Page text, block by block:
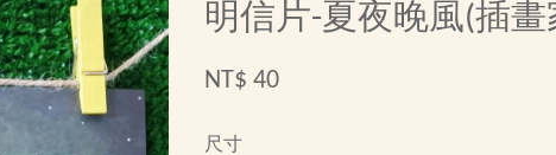
明信片-夏夜晚風(插畫
NT$ 40
尺寸